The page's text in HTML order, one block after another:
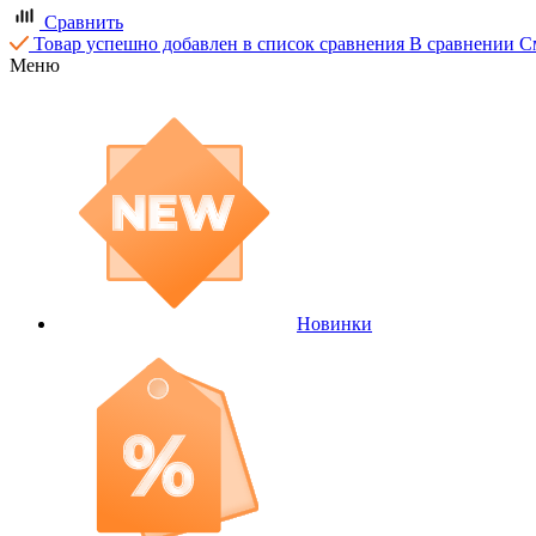
Сравнить
Товар успешно добавлен в список сравнения В сравнении
Меню
Новинки